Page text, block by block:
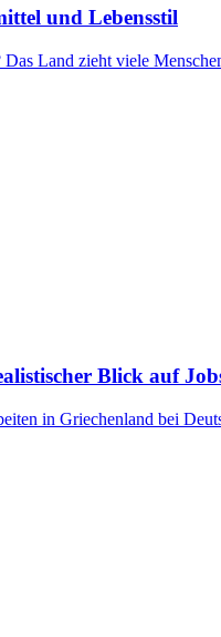
und Lebensstil
Land zieht viele
Blick auf
in Griechenland bei